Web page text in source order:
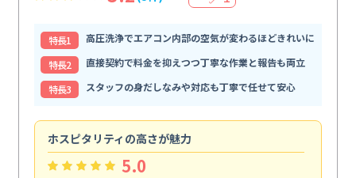
特⻑1
高圧洗浄でエアコン内部の空気が変わるほどきれいに
特⻑2
直接契約で料金を抑えつつ丁寧な作業と報告も両立
特⻑3
スタッフの身だしなみや対応も丁寧で任せて安心
ホスピタリティの高さが魅力
5.0